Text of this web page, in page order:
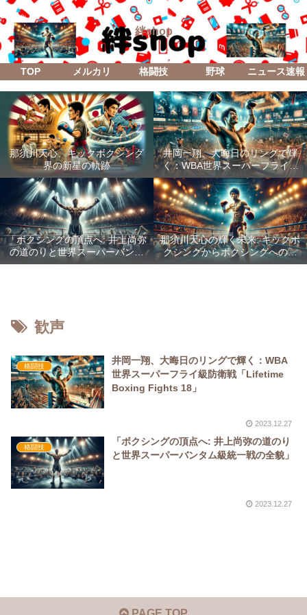
絆shop
TOP メルカリ 格闘技 野球 ニュース速報
那須川天心、キックボクシング
界の新星の軌跡
井岡一翔、大晦日のリングで輝
く：WBA世界スーパーフライ級
防衛戦「Lifetime Boxing Fights
18」
「ボクシングの頂点へ: 井上尚弥
の道のりと世界スーパーバンタ
ム級統一戦の全貌」
那須川天心の輝く未来: キックボ
クシングからボクシングへの成
功した転身
歓声
格闘技
井岡一翔、大晦日のリングで輝く：WBA
世界スーパーフライ級防衛戦「Lifetime
Boxing Fights 18」
2023.12.27
格闘技
「ボクシングの頂点へ: 井上尚弥の道のり
と世界スーパーバンタム級統一戦の全貌」
2023.12.27